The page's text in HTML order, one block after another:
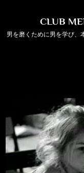
content
CLUB
男を磨くために男を学び、